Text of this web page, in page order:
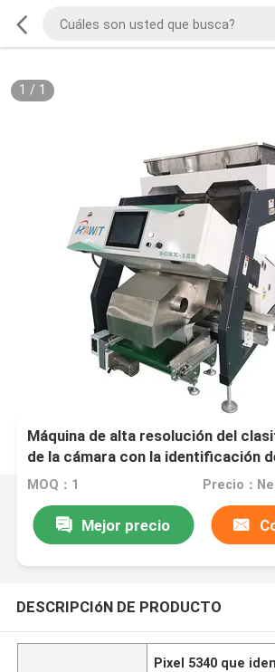
1 / 1
Máquina de alta resolución del
de la cámara con la identificación
MOQ：1 Precio：
Mejor precio
DESCRIPCIóN DE PRODUCTO
Pixel 5340 que